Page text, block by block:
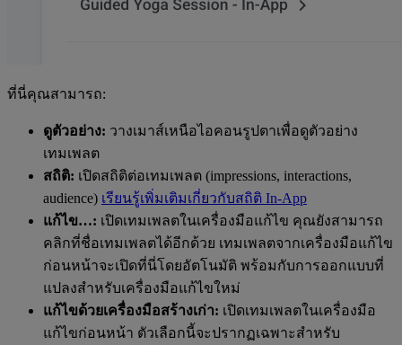
ที่นี่คุณสามารถ:
ดูตัวอย่าง: วางเมาส์เหนือไอคอนรูปตาเพื่อดูตัวอย่าง
เทมเพลต
สถิติ: เปิดสถิติต่อเทมเพลต (impressions, interactions,
audience) เรียนรู้เพิ่มเติมเกี่ยวกับสถิติ In-App
แก้ไข…: เปิดเทมเพลตในเครื่องมือแก้ไข คุณยังสามารถ
คลิกที่ชื่อเทมเพลตได้อีกด้วย เทมเพลตจากเครื่องมือแก้ไข
ก่อนหน้าจะเปิดที่นี่โดยอัตโนมัติ พร้อมกับการออกแบบที่
แปลงสำหรับเครื่องมือแก้ไขใหม่
แก้ไขด้วยเครื่องมือสร้างเก่า: เปิดเทมเพลตในเครื่องมือ
แก้ไขก่อนหน้า ตัวเลือกนี้จะปรากฏเฉพาะสำหรับ